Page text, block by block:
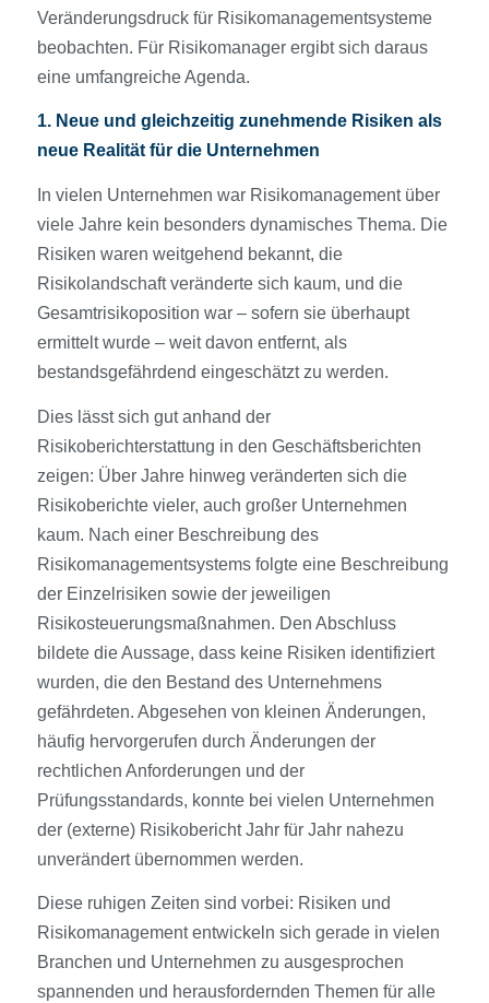
Veränderungsdruck für Risikomanagementsysteme
beobachten. Für Risikomanager ergibt sich daraus
eine umfangreiche Agenda.
1. Neue und gleichzeitig zunehmende Risiken als
neue Realität für die Unternehmen
In vielen Unternehmen war Risikomanagement über
viele Jahre kein besonders dynamisches Thema. Die
Risiken waren weitgehend bekannt, die
Risikolandschaft veränderte sich kaum, und die
Gesamtrisikoposition war – sofern sie überhaupt
ermittelt wurde – weit davon entfernt, als
bestandsgefährdend eingeschätzt zu werden.
Dies lässt sich gut anhand der
Risikoberichterstattung in den Geschäftsberichten
zeigen: Über Jahre hinweg veränderten sich die
Risikoberichte vieler, auch großer Unternehmen
kaum. Nach einer Beschreibung des
Risikomanagementsystems folgte eine Beschreibung
der Einzelrisiken sowie der jeweiligen
Risikosteuerungsmaßnahmen. Den Abschluss
bildete die Aussage, dass keine Risiken identifiziert
wurden, die den Bestand des Unternehmens
gefährdeten. Abgesehen von kleinen Änderungen,
häufig hervorgerufen durch Änderungen der
rechtlichen Anforderungen und der
Prüfungsstandards, konnte bei vielen Unternehmen
der (externe) Risikobericht Jahr für Jahr nahezu
unverändert übernommen werden.
Diese ruhigen Zeiten sind vorbei: Risiken und
Risikomanagement entwickeln sich gerade in vielen
Branchen und Unternehmen zu ausgesprochen
spannenden und herausfordernden Themen für alle